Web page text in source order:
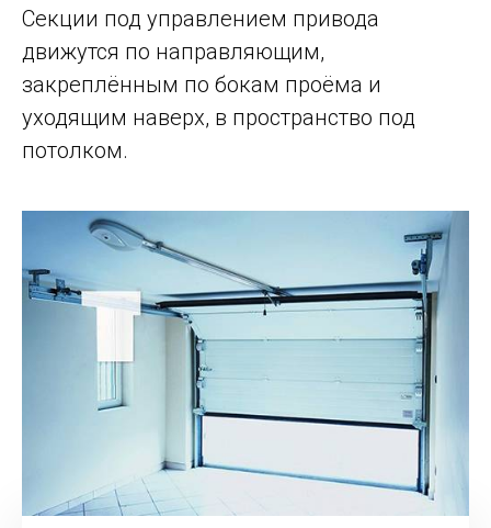
Секции под управлением привода
движутся по направляющим,
закреплённым по бокам проёма и
уходящим наверх, в пространство под
потолком.